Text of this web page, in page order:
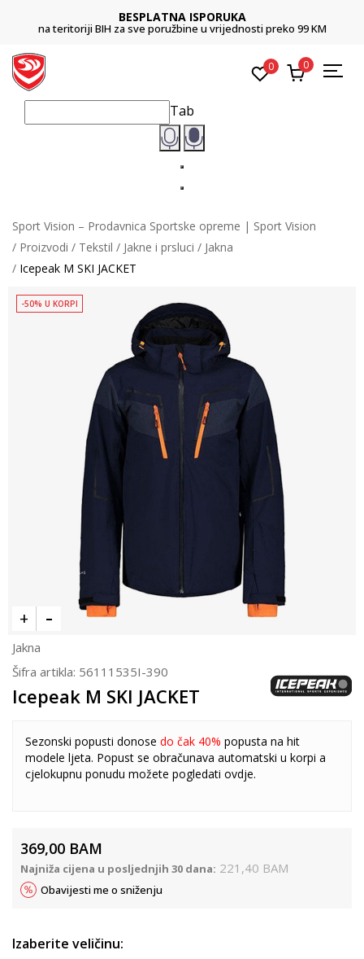
BESPLATNA ISPORUKA
na teritoriji BIH za sve poružbine u vrijednosti preko 99 KM
0 0
Tab
Sport Vision – Prodavnica Sportske opreme | Sport Vision
Proizvodi
Tekstil Jakne i prsluci
Jakna
Icepeak M SKI JACKET
-50% U KORPI
Jakna
Šifra artikla: 56111535I-390
Icepeak M SKI JACKET
Sezonski popusti donose do čak 40% popusta na hit
modele ljeta. Popust se obračunava automatski u korpi a
cjelokupnu ponudu možete pogledati ovdje.
369,00 BAM
Najniža cijena u posljednjih 30 dana: 221,40 BAM
Obavijesti me o sniženju
Izaberite veličinu: